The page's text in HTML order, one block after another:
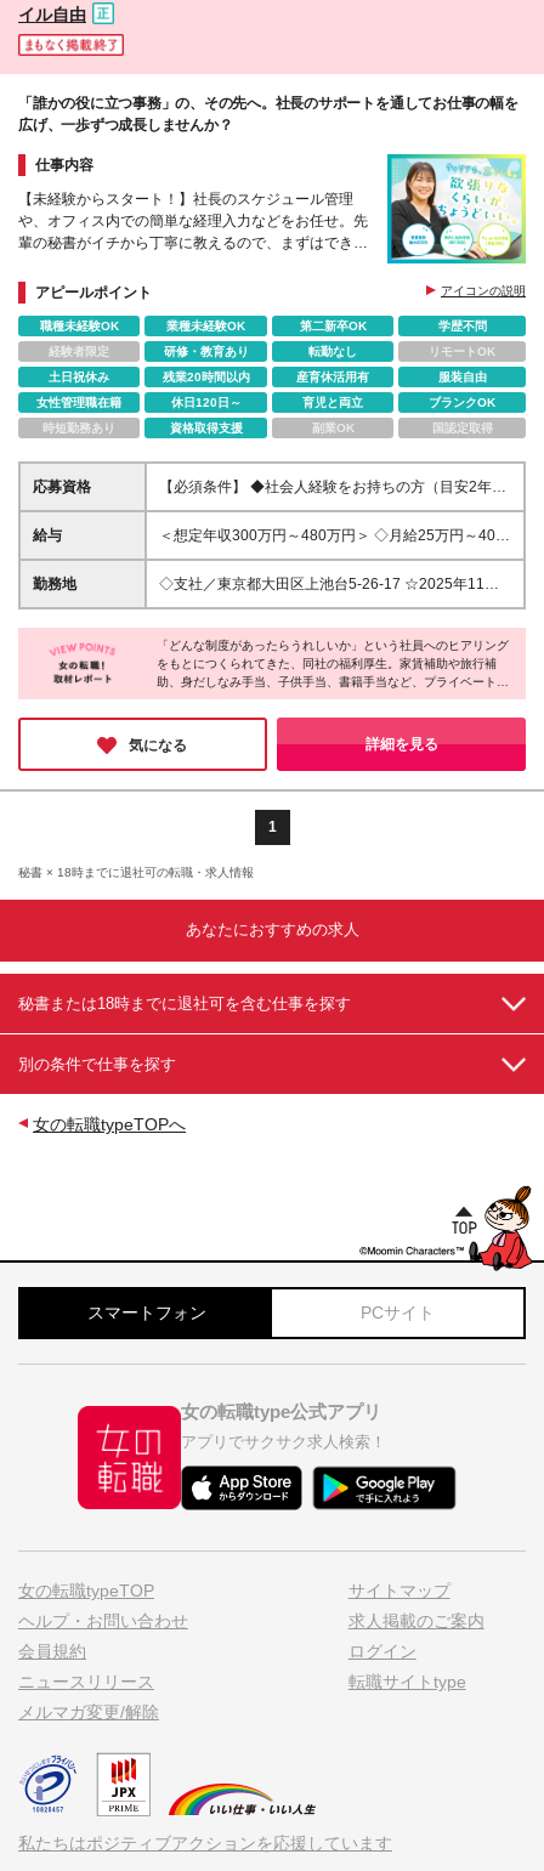
イル自由
「誰かの役に立つ事務」の、その先へ。社長のサポートを通してお仕事の幅を
広げ、一歩ずつ成長しませんか？
仕事内容
【未経験からスタート！】社長のスケジュール管理
や、オフィス内での簡単な経理入力などをお任せ。先
輩の秘書がイチから丁寧に教えるので、まずはできる
アピールポイント
アイコンの説明
職種未経験OK 業種未経験OK 第二新卒OK
学歴不問
経験者限定
研修・教育あり 転勤なし
リモートOK
土日祝休み
残業20時間以内 産育休活用有
服装自由
女性管理職在籍
休日120日～ 育児と両立
ブランクOK
時短勤務あり
資格取得支援 副業OK 国認定取得
応募資格
【必須条件】 ◆社会人経験をお持ちの方（目安2年以
上・業界不問） ◆基本的なPC操作（チャットやカレ
ンダー入力など）に抵抗がない方 【こんな方にぴっ
きな方 ◎「ありがとう」と感謝される仕事にやりが
いを感じる方 ◎仕事もプライベートも、両方バラン
しっかりと評価し、 昇給や賞与で還元する仕組みが
あります。 秘書の経験は全くなくても大丈夫。 部長
秘書や建築課秘書の先輩が優しくサポートするので、
給与
＜想定年収300万円～480万円＞ ◇月給25万円～40万
円＋賞与年2回＋その他固定手当 ※経験・スキルに応
じて、当社規定により優遇します。 ※上記月給には固
／月1万5000円～7万円 ◎試用期間6ヵ月あり ※試用
期間中は契約社員採用、試用期間終了後に正社員へ切
り替えとなります。 ※試用期間中は「その他固定手
勤務地
◇支社／東京都大田区上池台5-26-17 ☆2025年11月
に移転したきれいなオフィスです！ 【受動喫煙防止
対策】 屋内禁煙（敷地内喫煙可能場所あり）
「どんな制度があったらうれしいか」という社員へのヒアリング
をもとにつくられてきた、同社の福利厚生。家賃補助や旅行補
助、身だしなみ手当、子供手当、書籍手当など、プライベートや
家族、スキルアップを幅広く支える制度が整っています。さら
に、社員旅行やイベントなど、スタッフのつながりを大切にする
取り組みも充実。働く人の声に耳を傾け、みんなでより良い会社
をつくっていく。そんな温かな風土が感じられた取材でした。
気になる 詳細を見る
1
秘書 × 18時までに退社可の転職・求人情報
あなたにおすすめの求人
秘書または18時までに退社可を含む仕事を探す
別の条件で仕事を探す
女の転職typeTOPへ
スマートフォン PCサイト
女の転職type公式アプリ
アプリでサクサク求人検索！
女の転職typeTOP
ヘルプ・お問い合わせ
会員規約
ニュースリリース
メルマガ変更/解除
サイトマップ
求人掲載のご案内
ログイン
転職サイトtype
私たちはポジティブアクションを応援しています